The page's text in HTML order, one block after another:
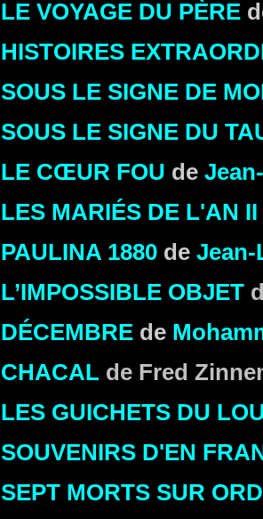
LE VOYAGE DU PÈRE
HISTOIRES
SOUS LE SIGNE DE
SOUS LE SIGNE DU
LE CŒUR FOU de
LES MARIÉS DE L'AN II
PAULINA 1880 de
L’IMPOSSIBLE OBJET
DÉCEMBRE de
CHACAL de Fred
LES GUICHETS DU
SOUVENIRS D'EN
SEPT MORTS SUR